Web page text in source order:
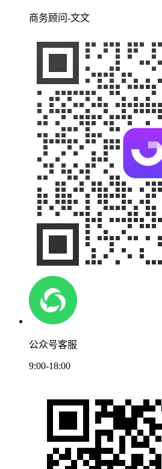
商务顾问-文文
公众号客服
9:00-18:00